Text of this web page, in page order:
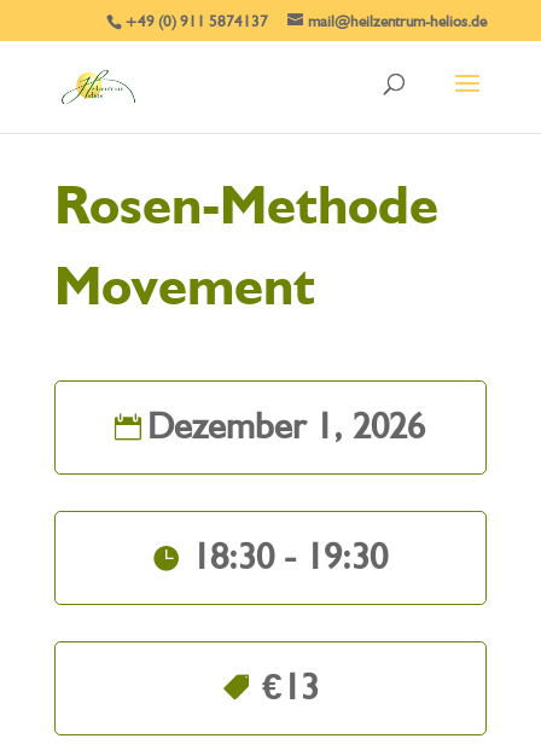
+49 (0) 911 5874137 mail@heilzentrum-helios.de
Rosen-Methode
Movement
Dezember 1, 2026
18:30 - 19:30
€13